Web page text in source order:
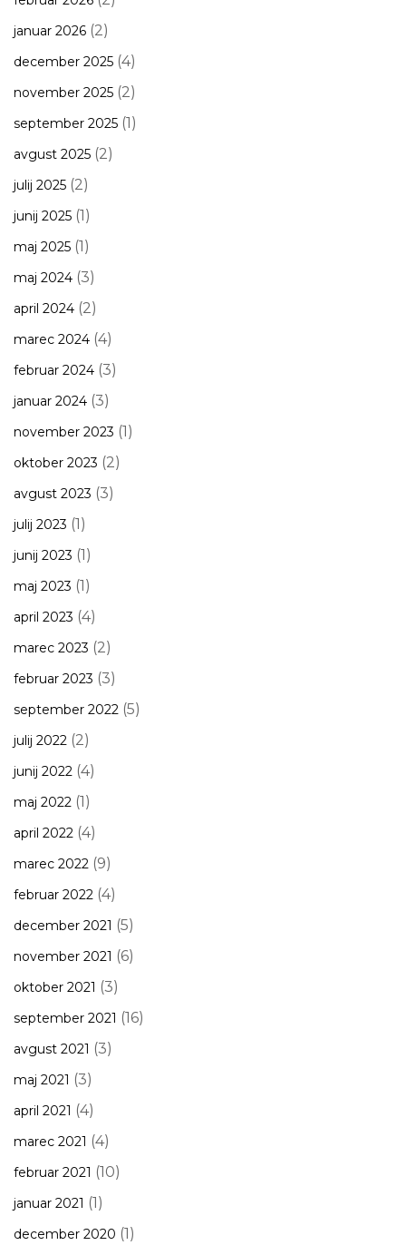
januar 2026 (2)
december 2025 (4)
november 2025 (2)
september 2025 (1)
avgust 2025 (2)
julij 2025 (2)
junij 2025 (1)
maj 2025 (1)
maj 2024 (3)
april 2024 (2)
marec 2024 (4)
februar 2024 (3)
januar 2024 (3)
november 2023 (1)
oktober 2023 (2)
avgust 2023 (3)
julij 2023 (1)
junij 2023 (1)
maj 2023 (1)
april 2023 (4)
marec 2023 (2)
februar 2023 (3)
september 2022 (5)
julij 2022 (2)
junij 2022 (4)
maj 2022 (1)
april 2022 (4)
marec 2022 (9)
februar 2022 (4)
december 2021 (5)
november 2021 (6)
oktober 2021 (3)
september 2021 (16)
avgust 2021 (3)
maj 2021 (3)
april 2021 (4)
marec 2021 (4)
februar 2021 (10)
januar 2021 (1)
december 2020 (1)